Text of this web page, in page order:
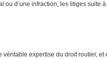
d’une infraction, les litiges
véritable expertise du droit routier,